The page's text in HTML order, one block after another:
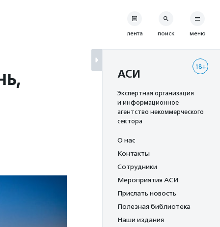
лента поиск меню
18+
АСИ
Экспертная организация
и информационное
агентство некоммерческого
сектора
О нас
Контакты
Сотрудники
Мероприятия АСИ
Прислать новость
Полезная библиотека
Наши издания